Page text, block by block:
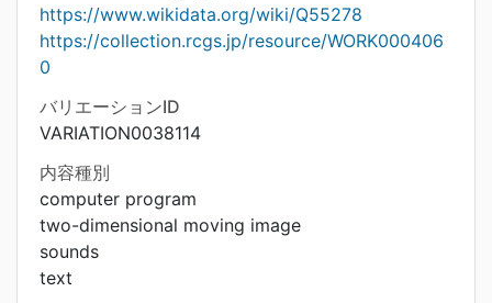
https://www.wikidata.org/wiki/Q55278
https://collection.rcgs.jp/resource/WORK000406
0
バリエーションID
VARIATION0038114
内容種別
computer program
two-dimensional moving image
sounds
text